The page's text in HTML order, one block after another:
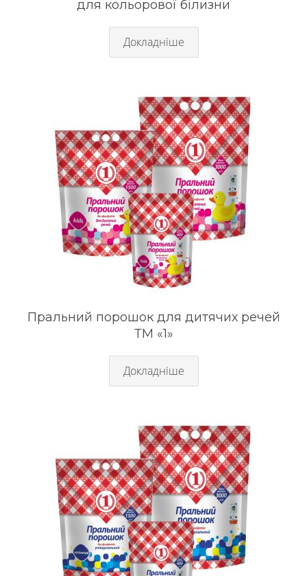
для кольорової білизни
Докладніше
Пральний порошок для дитячих речей
ТМ «1»
Докладніше